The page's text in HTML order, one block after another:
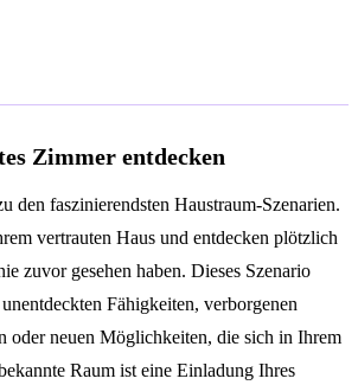
Zimmer entdecken
den faszinierendsten Haustraum-Szenarien.
vertrauten Haus und entdecken plötzlich
zuvor gesehen haben. Dieses Szenario
Fähigkeiten, verborgenen
oder neuen Möglichkeiten, die sich in Ihrem
Raum ist eine Einladung Ihres